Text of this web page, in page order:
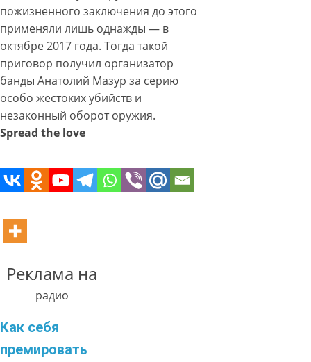
пожизненного заключения до этого
применяли лишь однажды — в
октябре 2017 года. Тогда такой
приговор получил организатор
банды Анатолий Мазур за серию
особо жестоких убийств и
незаконный оборот оружия.
Spread the love
Реклама на
радио
Как себя
премировать